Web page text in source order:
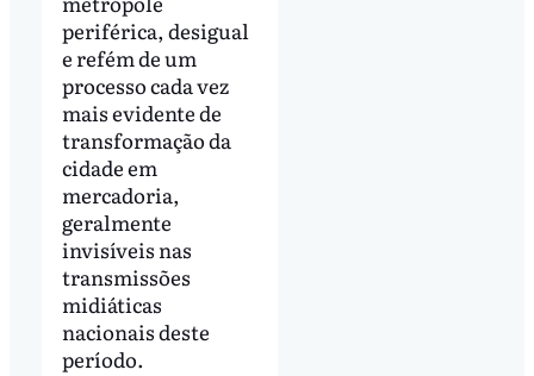
periférica, desigual
e refém de um
processo cada vez
mais evidente de
transformação da
cidade em
mercadoria,
geralmente
invisíveis nas
transmissões
midiáticas
nacionais deste
período.